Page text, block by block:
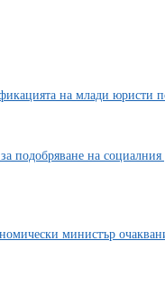
на млади юристи
на социалния
министър